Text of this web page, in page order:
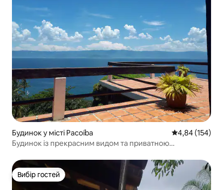
Будинок у місті Pacoíba Середня
4,84 (154)
Будинок із прекрасним видом та приватною
Вибір гостей
Вибір гостей